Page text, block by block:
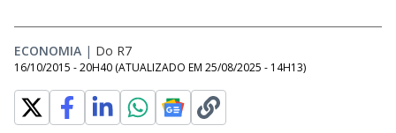
ECONOMIA | Do R7
16/10/2015 - 20H40 (ATUALIZADO EM 25/08/2025 - 14H13)